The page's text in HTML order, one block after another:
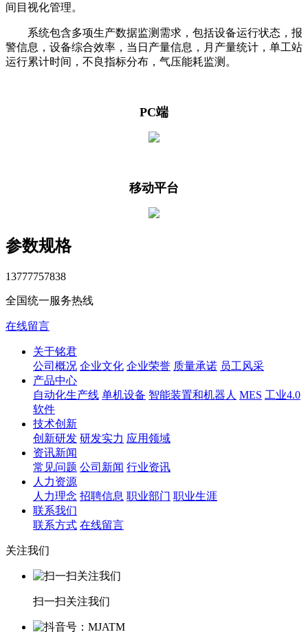
间目视化管理。
系统包含多项生产数据监测需求，包括设备运行状态，报
警信息，设备综合效率，当日产量信息，月产量统计，单工站
运行累计时间，不良指标分布，气压能耗监测。
PC端
移动平台
参数规格
13777757838
全国统一服务热线
在线留言
关于铭君
公司概况 企业文化 企业荣誉 质量承诺 员工风采
产品中心
自动化生产线 单机设备 智能装置和机器人 MES 工业4.0
软件
技术创新
创新研发 研发实力 应用领域
资讯新闻
常见问题 公司新闻 行业资讯
人力资源
人力理念 招聘信息 职业部门 职业生涯
联系我们
联系方式 在线留言
关注我们
扫一扫关注我们